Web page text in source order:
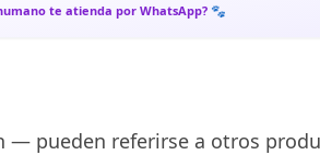
te atienda por WhatsApp? 🐾
— pueden referirse a otros